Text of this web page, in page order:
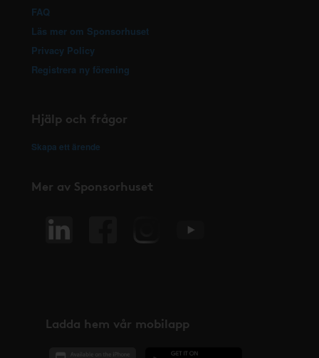
FAQ
Läs mer om Sponsorhuset
Privacy Policy
Registrera ny förening
Hjälp och frågor
Skapa ett ärende
Mer av Sponsorhuset
Ladda hem vår mobilapp